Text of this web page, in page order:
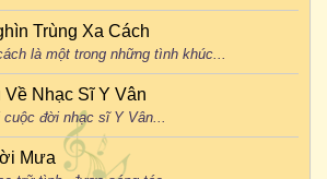
Trùng Xa Cách
là một trong những tình khúc...
Về Nhạc Sĩ Y Vân
đời nhạc sĩ Y Vân...
Mưa